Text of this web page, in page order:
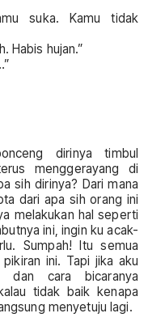
suka. Kamu tidak
Habis hujan.”
dirinya timbul
menggerayang di
sih dirinya? Dari mana
dari apa sih orang ini
melakukan hal seperti
ini, ingin ku acak-
Sumpah! Itu semua
ini. Tapi jika aku
dan cara bicaranya
tidak baik kenapa
menyetuju lagi.